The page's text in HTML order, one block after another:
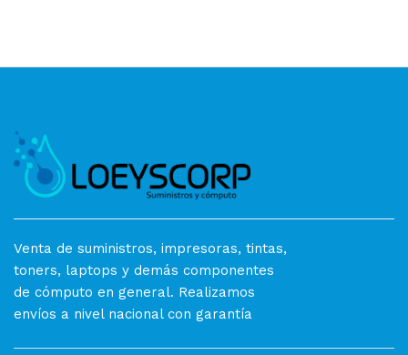
Venta de suministros, impresoras, tintas,
toners, laptops y demás componentes
de cómputo en general. Realizamos
envíos a nivel nacional con garantía